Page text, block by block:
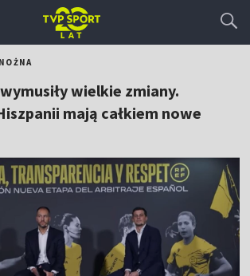
wielkie zmiany.
mają całkiem nowe